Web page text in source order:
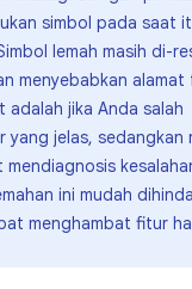
simbol pada saat
lemah masih di-
menyebabkan alamat
adalah jika Anda salah
yang jelas, sedangkan
ini mudah
menghambat fitur